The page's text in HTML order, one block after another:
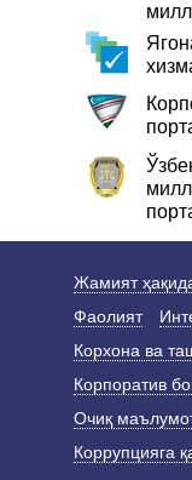
Жамият
Фаолият
Корхона ва
Корпоратив
Очиқ
Коррупцияга